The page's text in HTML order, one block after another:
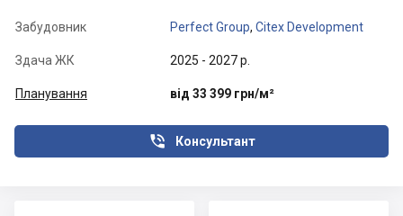
Забудовник Perfect Group, Citex Development
Здача ЖК 2025 - 2027 р.
Планування від 33 399 грн/м²
Консультант
